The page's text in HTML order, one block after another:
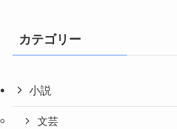
カテゴリー
小説
文芸